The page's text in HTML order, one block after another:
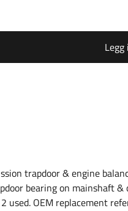
trapdoor & engine
bearing on mainshaft
used. OEM replacement